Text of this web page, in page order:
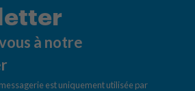
à notre
est uniquement utilisée par